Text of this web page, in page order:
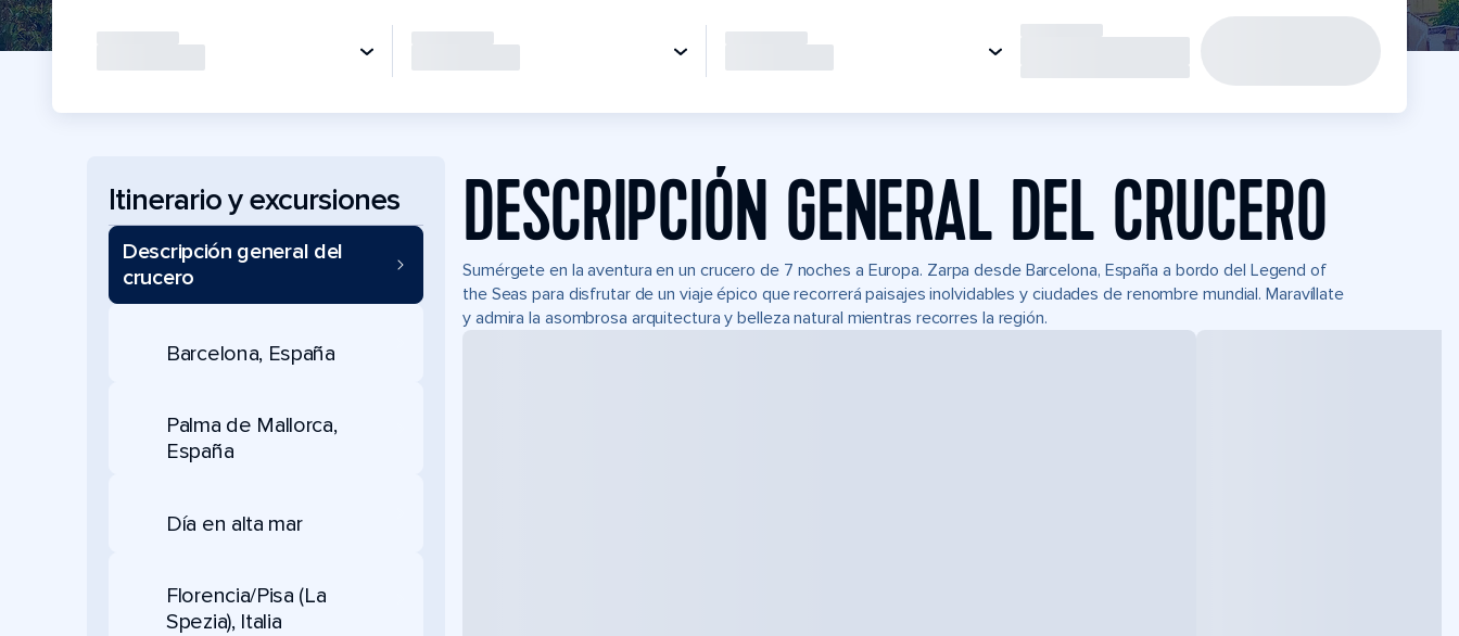
Itinerario y excursiones
Descripción general del
crucero
Barcelona, España
Palma de Mallorca,
España
Día en alta mar
Florencia/Pisa (La
Spezia), Italia
DESCRIPCIÓN GENERAL DEL CRUCERO
Sumérgete en la aventura en un crucero de 7 noches a Europa. Zarpa desde Barcelona, España a bordo del Legend of
the Seas para disfrutar de un viaje épico que recorrerá paisajes inolvidables y ciudades de renombre mundial. Maravíllate
y admira la asombrosa arquitectura y belleza natural mientras recorres la región.